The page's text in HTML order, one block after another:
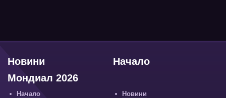
Начало
Новини
Мондиал 2026
Начало
Новини